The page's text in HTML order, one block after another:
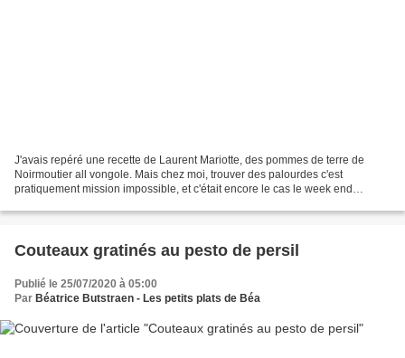
J'avais repéré une recette de Laurent Mariotte, des pommes de terre de
Noirmoutier all vongole. Mais chez moi, trouver des palourdes c'est
pratiquement mission impossible, et c'était encore le cas le week end
Couteaux gratinés au pesto de persil
Publié le 25/07/2020 à 05:00
Par Béatrice Butstraen - Les petits plats de Béa